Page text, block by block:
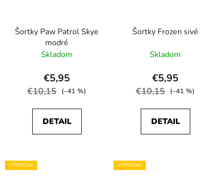
Šortky Paw Patrol Skye
modré
Skladom
€5,95
€10,15 (–41 %)
DETAIL
Šortky Frozen sivé
Skladom
€5,95
€10,15 (–41 %)
DETAIL
VÝPREDAJ VÝPREDAJ